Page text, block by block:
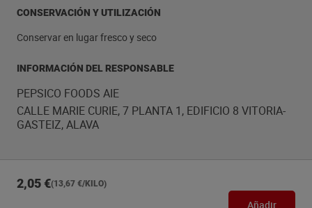
CONSERVACIÓN Y UTILIZACIÓN
Conservar en lugar fresco y seco
INFORMACIÓN DEL RESPONSABLE
PEPSICO FOODS AIE
CALLE MARIE CURIE, 7 PLANTA 1, EDIFICIO 8 VITORIA-
GASTEIZ, ALAVA
2,05 €(13,67 €/KILO)
Añadir